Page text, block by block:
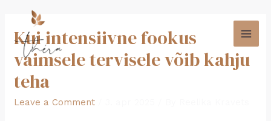
Kui intensiivne fookus
vaimsele tervisele võib kahju
teha
Leave a Comment